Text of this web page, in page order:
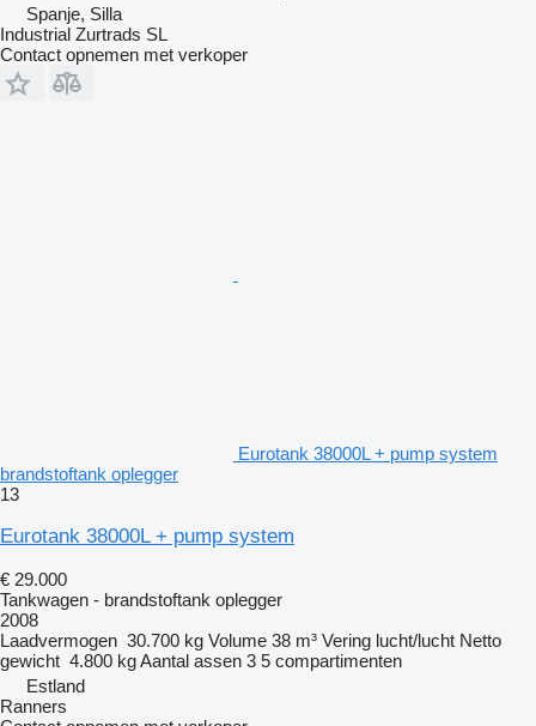
Spanje, Silla
Industrial Zurtrads SL
Contact opnemen met verkoper
Eurotank 38000L + pump system
brandstoftank oplegger
13
Eurotank 38000L + pump system
€ 29.000
Tankwagen - brandstoftank oplegger
2008
Laadvermogen 30.700 kg Volume 38 m³ Vering lucht/lucht Netto
gewicht 4.800 kgAantal assen 3 5 compartimenten
Estland
Ranners